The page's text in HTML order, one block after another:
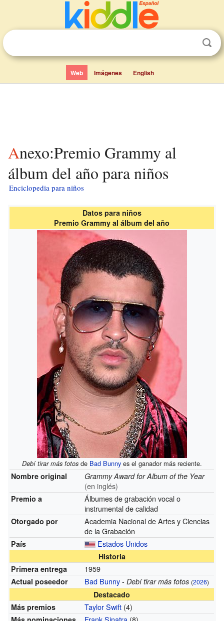
Web Imágenes English
Anexo:Premio Grammy al
álbum del año para niños
Enciclopedia para niños
Datos para niños
Premio Grammy al álbum del año
Debí tirar más fotosde Bad Bunnyes el ganador más reciente.
Nombre original Grammy Award for Album of the Year
(en inglés)
Premio a
Álbumes de grabación vocal o
instrumental de calidad
Otorgado por
Academia Nacional de Artes y Ciencias
de la Grabación
País Estados Unidos
Historia
Primera entrega
1959
Actual poseedor Bad Bunny-Debí tirar más fotos (2026)
Destacado
Más premios
Taylor Swift (4)